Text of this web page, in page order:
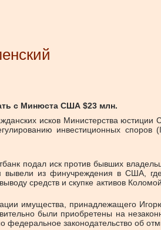
с Минюста США $23 млн.
исков Министерства юстиции
инвестиционных споров
подал иск против бывших
вывели из финучреждения в США,
средств и скупке активов
имущества, принадлежащего
были приобретены на
законодательство об